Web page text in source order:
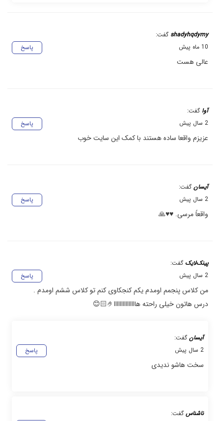
shadyhqdymy گفت:
پاسخ
10 ماه پیش
عالی هست
آوا گفت:
پاسخ
2 سال پیش
عزیزم واقعا ساده هستند با کمک این سایت خوب
آیسان گفت:
پاسخ
2 سال پیش
واقعاً مرسی. ♥️♥️🙏
پینک‌لایک گفت:
پاسخ
2 سال پیش
من کلاس پنجمم اومدم یکم کنجکاوی کنم تو کلاس ششم اومدم .
درس هاتون خیلی راحته هااااااااااااااا🤌🏻😊
آیسان گفت:
پاسخ
2 سال پیش
سخت هاشو ندیدی
ناشناس گفت: